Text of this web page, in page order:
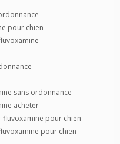
pour chien
sans ordonnance
acheter
pour chien
pour chien